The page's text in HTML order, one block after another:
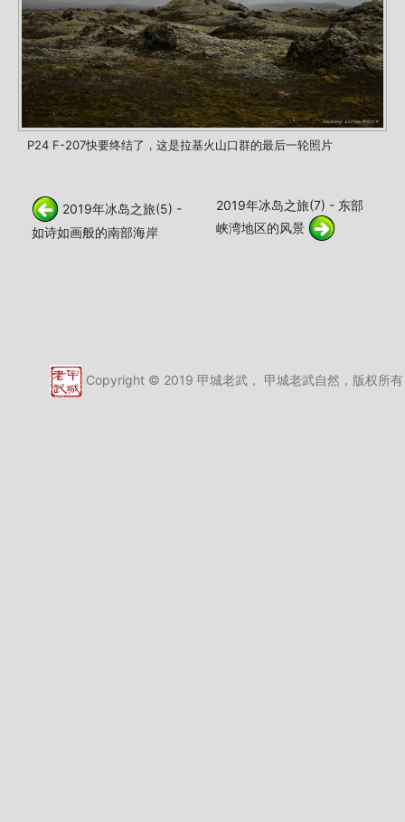
P24 F-207快要终结了，这是拉基火山口群的最后一轮照片
2019年冰岛之旅(5) -
如诗如画般的南部海岸
2019年冰岛之旅(7) - 东部
峡湾地区的风景
Copyright © 2019 甲城老武， 甲城老武自然，版权所